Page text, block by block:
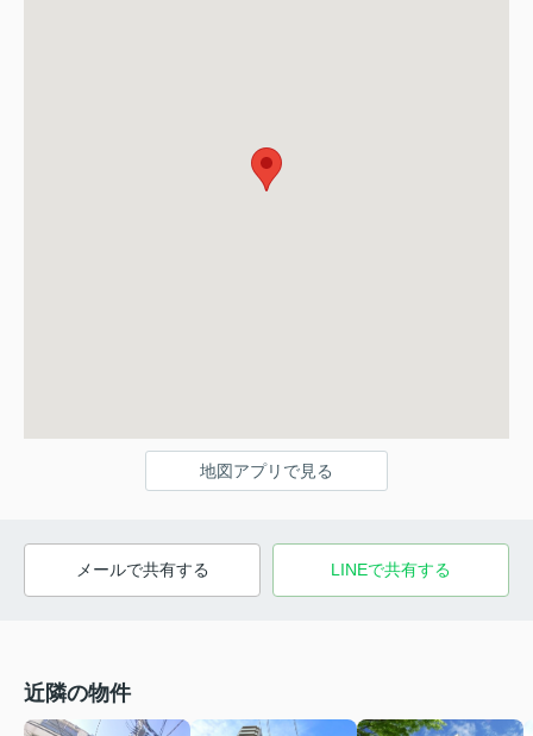
地図アプリで見る
メールで共有する LINEで共有する
近隣の物件